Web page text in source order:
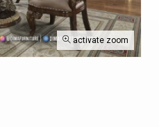
activate zoom